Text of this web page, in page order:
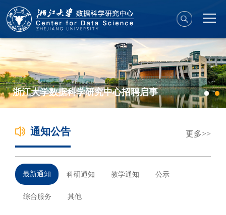
浙江大学数据科学研究中心招聘启事
通知公告 更多
最新通知 科研通知 教学通知 公示
综合服务 其他